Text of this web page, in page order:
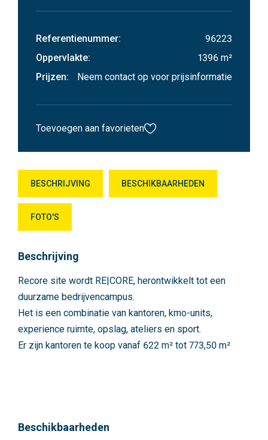
3500
HASSELT
Referentienummer:
96223
Oppervlakte:
1396 m²
Prijzen:
Neem contact op voor prijsinformatie
Toevoegen aan favorieten
BESCHRIJVING BESCHIKBAARHEDEN
FOTO'S
Beschrijving
Recore site wordt RE|CORE, herontwikkelt tot een
duurzame bedrijvencampus.
Het is een combinatie van kantoren, kmo-units,
experience ruimte, opslag, ateliers en sport.
Er zijn kantoren te koop vanaf 622 m² tot 773,50 m²
Beschikbaarheden